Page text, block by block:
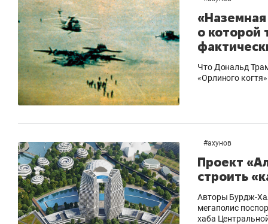
о которой
Что Дональд
«Орлиного
#ахунов
Проект
строить
Авторы Бурдж-
мегаполис
хаба